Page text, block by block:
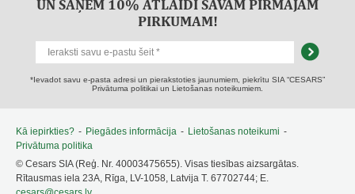
UN SAŅEM 10% ATLAIDI SAVAM PIRMAJAM
PIRKUMAM!
*Ievadot savu e-pasta adresi un pierakstoties jaunumiem, piekrītu SIA “CESARS”
Privātuma politikai un Lietošanas noteikumiem.
Kā iepirkties? - Piegādes informācija - Lietošanas noteikumi -
Privātuma politika
© Cesars SIA (Reģ. Nr. 40003475655). Visas tiesības aizsargātas.
Rītausmas iela 23A, Rīga, LV-1058, Latvija T. 67702744; E.